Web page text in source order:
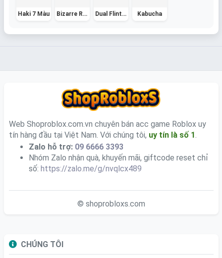
Haki 7 Màu Bizarre Revolver Dual Flintlock Kabucha
Web Shoproblox.com.vn chuyên bán acc game Roblox uy
tín hàng đầu tại Việt Nam. Với chúng tôi, uy tín là số 1.
Zalo hỗ trợ: 09 6666 3393
Nhóm Zalo nhận quà, khuyến mãi, giftcode reset chỉ
số: https://zalo.me/g/nvqlcx489
© shoprobloxs.com
CHÚNG TÔI